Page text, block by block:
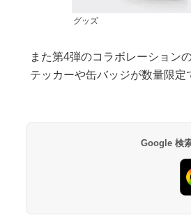
グッズ
また第4弾のコラボレーション
テッカーや缶バッジが数量限
Google 検